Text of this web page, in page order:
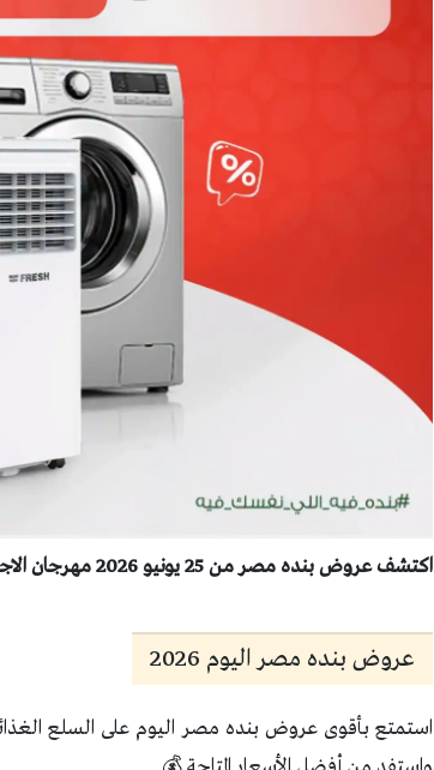
اكتشف عروض بنده مصر من 25 يونيو 2026 مهرجان الاجهزة الآن واستفد بأفضل الأسعار قبل انتهاء العروض
عروض بنده مصر اليوم 2026
استمتع بأقوى عروض بنده مصر اليوم على السلع الغذائية